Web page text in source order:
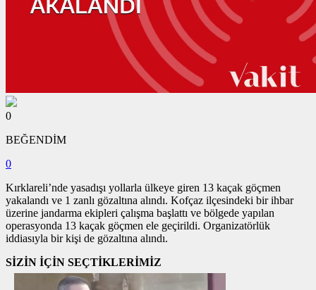
0
BEĞENDİM
0
Kırklareli’nde yasadışı yollarla ülkeye giren 13 kaçak göçmen
yakalandı ve 1 zanlı gözaltına alındı. Kofçaz ilçesindeki bir ihbar
üzerine jandarma ekipleri çalışma başlattı ve bölgede yapılan
operasyonda 13 kaçak göçmen ele geçirildi. Organizatörlük
iddiasıyla bir kişi de gözaltına alındı.
SİZİN İÇİN SEÇTİKLERİMİZ